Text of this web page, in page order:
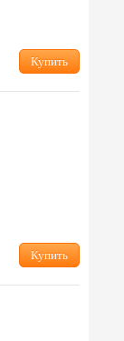
Купить
Купить